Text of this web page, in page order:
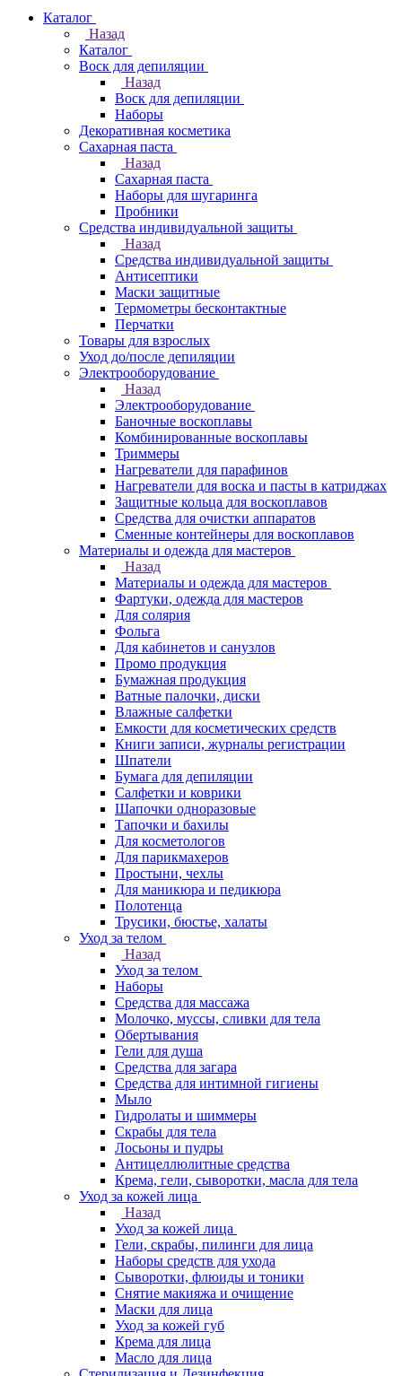
Каталог
Назад
Каталог
Воск для депиляции
Назад
Воск для депиляции
Наборы
Декоративная косметика
Сахарная паста
Назад
Сахарная паста
Наборы для шугаринга
Пробники
Средства индивидуальной защиты
Назад
Средства индивидуальной защиты
Антисептики
Маски защитные
Термометры бесконтактные
Перчатки
Товары для взрослых
Уход до/после депиляции
Электрооборудование
Назад
Электрооборудование
Баночные воскоплавы
Комбинированные воскоплавы
Триммеры
Нагреватели для парафинов
Нагреватели для воска и пасты в катриджах
Защитные кольца для воскоплавов
Средства для очистки аппаратов
Сменные контейнеры для воскоплавов
Материалы и одежда для мастеров
Назад
Материалы и одежда для мастеров
Фартуки, одежда для мастеров
Для солярия
Фольга
Для кабинетов и санузлов
Промо продукция
Бумажная продукция
Ватные палочки, диски
Влажные салфетки
Емкости для косметических средств
Книги записи, журналы регистрации
Шпатели
Бумага для депиляции
Салфетки и коврики
Шапочки одноразовые
Тапочки и бахилы
Для косметологов
Для парикмахеров
Простыни, чехлы
Для маникюра и педикюра
Полотенца
Трусики, бюстье, халаты
Уход за телом
Назад
Уход за телом
Наборы
Средства для массажа
Молочко, муссы, сливки для тела
Обертывания
Гели для душа
Средства для загара
Средства для интимной гигиены
Мыло
Гидролаты и шиммеры
Скрабы для тела
Лосьоны и пудры
Антицеллюлитные средства
Крема, гели, сыворотки, масла для тела
Уход за кожей лица
Назад
Уход за кожей лица
Гели, скрабы, пилинги для лица
Наборы средств для ухода
Сыворотки, флюиды и тоники
Снятие макияжа и очищение
Маски для лица
Уход за кожей губ
Крема для лица
Масло для лица